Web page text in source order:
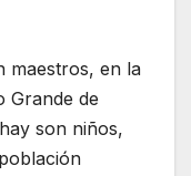
maestros, en la
Grande de
son niños,